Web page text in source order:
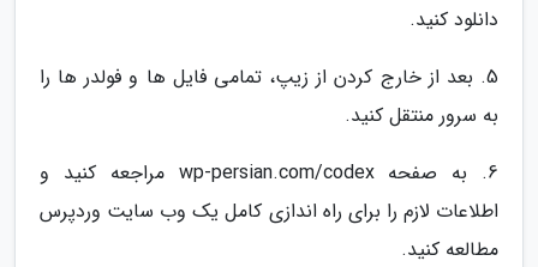
دانلود کنید.
5. بعد از خارج کردن از زیپ، تمامی فایل ها و فولدر ها را
به سرور منتقل کنید.
6. به صفحه wp-persian.com/codex مراجعه کنید و
اطلاعات لازم را برای راه اندازی کامل یک وب سایت وردپرس
مطالعه کنید.